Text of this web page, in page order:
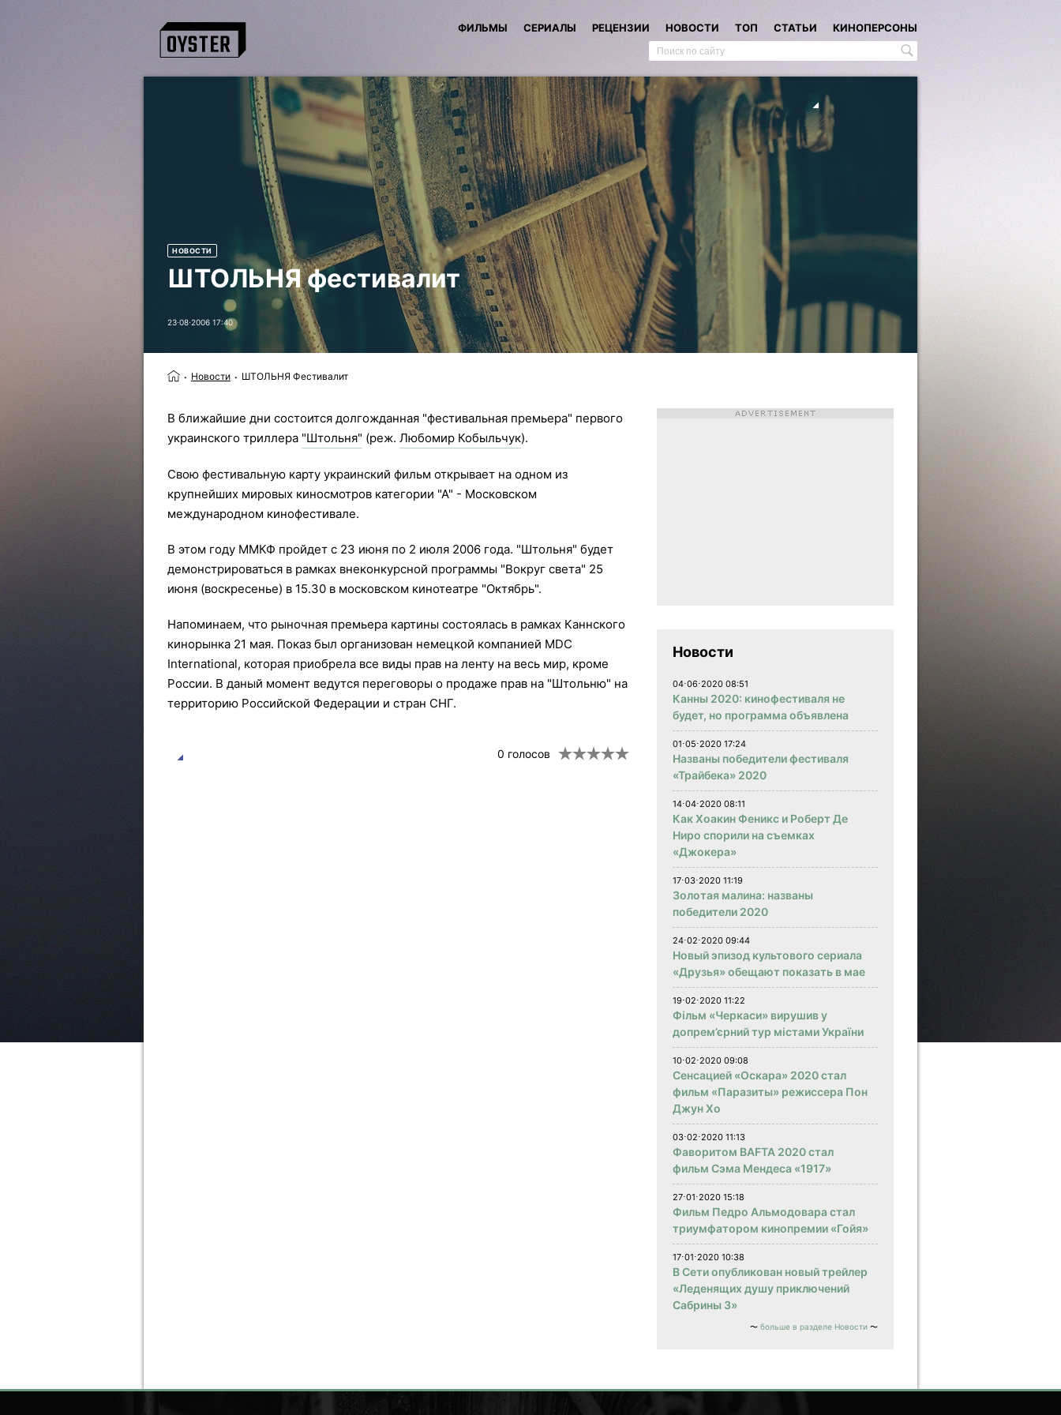
ФИЛЬМЫ СЕРИАЛЫ РЕЦЕНЗИИ НОВОСТИ ТОП СТАТЬИ КИНОПЕРСОНЫ
НОВОСТИ
ШТОЛЬНЯ фестивалит
23⋅08⋅2006 17:40
Новости ШТОЛЬНЯ Фестивалит
В ближайшие дни состоится долгожданная "фестивальная премьера" первого
украинского триллера "Штольня" (реж. Любомир Кобыльчук).
Свою фестивальную карту украинский фильм открывает на одном из
крупнейших мировых киносмотров категории "А" - Московском
международном кинофестивале.
В этом году ММКФ пройдет с 23 июня по 2 июля 2006 года. "Штольня" будет
демонстрироваться в рамках внеконкурсной программы "Вокруг света" 25
июня (воскресенье) в 15.30 в московском кинотеатре "Октябрь".
Напоминаем, что рыночная премьера картины состоялась в рамках Каннского
кинорынка 21 мая. Показ был организован немецкой компанией MDC
International, которая приобрела все виды прав на ленту на весь мир, кроме
России. В даный момент ведутся переговоры о продаже прав на "Штольню" на
территорию Российской Федерации и стран СНГ.
0 голосов
Новости
04⋅06⋅2020 08:51
Канны 2020: кинофестиваля не
будет, но программа объявлена
01⋅05⋅2020 17:24
Названы победители фестиваля
«Трайбека» 2020
14⋅04⋅2020 08:11
Как Хоакин Феникс и Роберт Де
Ниро спорили на съемках
«Джокера»
17⋅03⋅2020 11:19
Золотая малина: названы
победители 2020
24⋅02⋅2020 09:44
Новый эпизод культового сериала
«Друзья» обещают показать в мае
19⋅02⋅2020 11:22
Фільм «Черкаси» вирушив у
допрем’єрний тур містами України
10⋅02⋅2020 09:08
Сенсацией «Оскара» 2020 стал
фильм «Паразиты» режиссера Пон
Джун Хо
03⋅02⋅2020 11:13
Фаворитом BAFTA 2020 стал
фильм Сэма Мендеса «1917»
27⋅01⋅2020 15:18
Фильм Педро Альмодовара стал
триумфатором кинопремии «Гойя»
17⋅01⋅2020 10:38
В Сети опубликован новый трейлер
«Леденящих душу приключений
Сабрины 3»
больше в разделе Новости